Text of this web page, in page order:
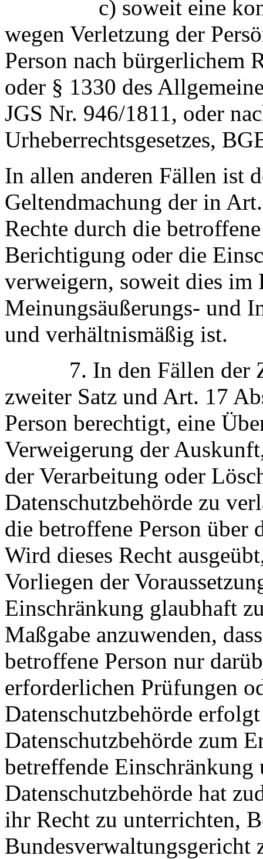
c) soweit eine
wegen Verletzung der
Person nach bürgerlichem
oder § 1330 des
JGS Nr. 946/1811, oder
Urheberrechtsgesetzes,
In allen anderen Fällen ist
Geltendmachung der in
Rechte durch die
Berichtigung oder die
verweigern, soweit dies
Meinungsäußerungs- und
und verhältnismäßig ist.
7. In den Fällen der Z
zweiter Satz und Art. 17
Person berechtigt, eine
Verweigerung der
der Verarbeitung oder
Datenschutzbehörde zu
die betroffene Person über
Wird dieses Recht
Vorliegen der
Einschränkung glaubhaft
Maßgabe anzuwenden,
betroffene Person nur
erforderlichen Prüfungen
Datenschutzbehörde
Datenschutzbehörde zum
betreffende Einschränkung
Datenschutzbehörde hat
ihr Recht zu unterrichten,
Bundesverwaltungsgericht